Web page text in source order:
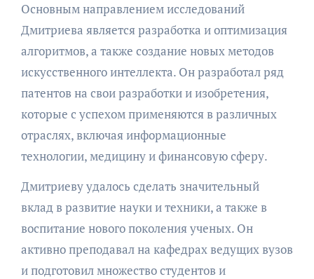
Основным направлением исследований
Дмитриева является разработка и оптимизация
алгоритмов, а также создание новых методов
искусственного интеллекта. Он разработал ряд
патентов на свои разработки и изобретения,
которые с успехом применяются в различных
отраслях, включая информационные
технологии, медицину и финансовую сферу.
Дмитриеву удалось сделать значительный
вклад в развитие науки и техники, а также в
воспитание нового поколения ученых. Он
активно преподавал на кафедрах ведущих вузов
и подготовил множество студентов и